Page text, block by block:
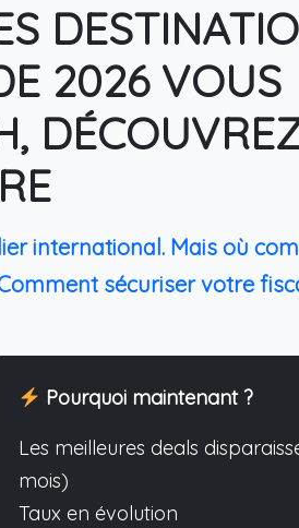
2026 VOUS
international. Mais où
sécuriser votre
Pourquoi maintenant ?
Les meilleures deals
mois)
Taux en évolution